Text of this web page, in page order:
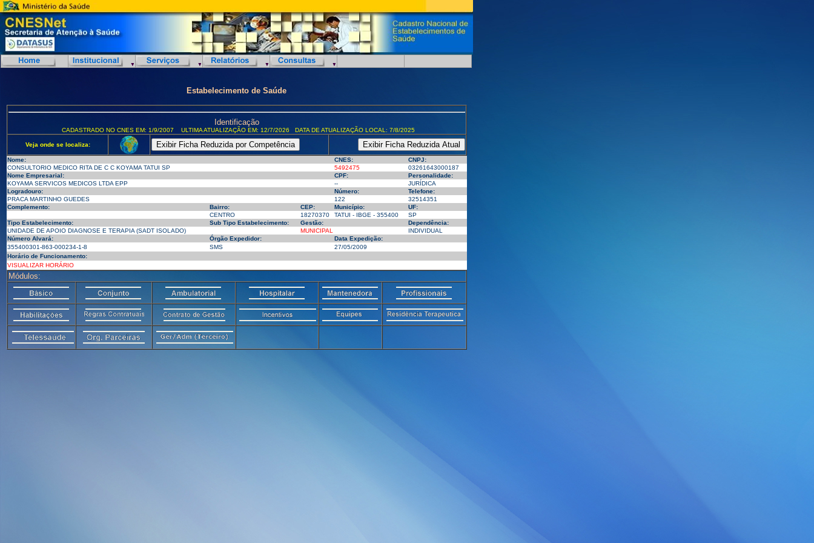
Estabelecimento de Saúde
Identificação
CADASTRADO NO CNES EM: 1/9/2007 ULTIMA ATUALIZAÇÃO EM: 12/7/2026 DATA DE ATUALIZAÇÃO LOCAL: 7/8/2025
Veja onde se localiza:
Nome: CNES:
CNPJ:
CONSULTORIO MEDICO RITA DE C C KOYAMA TATUI SP
5492475
03261643000187
Nome Empresarial:
CPF:
Personalidade:
KOYAMA SERVICOS MEDICOS LTDA EPP
--
JURÍDICA
Logradouro:
Número:
Telefone:
PRACA MARTINHO GUEDES
122
32514351
Complemento:
Bairro: CEP: Município:
UF:
CENTRO
18270370 TATUI - IBGE - 355400
SP
Tipo Estabelecimento:
Sub Tipo Estabelecimento: Gestão:
Dependência:
UNIDADE DE APOIO DIAGNOSE E TERAPIA (SADT ISOLADO)
MUNICIPAL
INDIVIDUAL
Número Alvará:
Órgão Expedidor:
Data Expedição:
355400301-863-000234-1-8
SMS
27/05/2009
Horário de Funcionamento:
VISUALIZAR HORÁRIO
Módulos: